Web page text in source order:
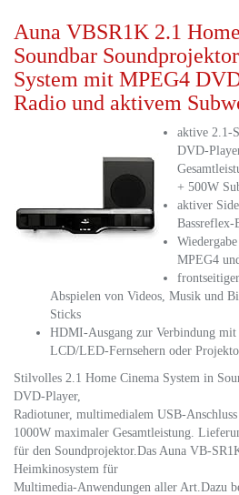
Auna VBSR1K 2.1
Soundbar
System mit MPEG4
Radio und aktivem
aktive 2.1-
DVD-
+ 500W
aktiver
Bassreflex-
MPEG4
Abspielen von Videos, Musik und
Sticks
HDMI-Ausgang zur Verbindung
LCD/LED-Fernsehern oder
Stilvolles 2.1 Home Cinema System in
DVD-Player,
Radiotuner, multimedialem USB-
1000W maximaler Gesamtleistung.
für den Soundprojektor.Das Auna VB-
Heimkinosystem für
Multimedia-Anwendungen aller Art.Dazu